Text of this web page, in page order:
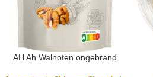
AH Ah Walnoten ongebrand